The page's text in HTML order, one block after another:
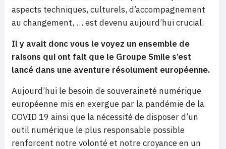
aspects techniques, culturels, d’accompagnement
au changement, … est devenu aujourd’hui crucial.
Il y avait donc vous le voyez un ensemble de
raisons qui ont fait que le Groupe Smile s’est
lancé dans une aventure résolument européenne.
Aujourd’hui le besoin de souveraineté numérique
européenne mis en exergue par la pandémie de la
COVID 19 ainsi que la nécessité de disposer d’un
outil numérique le plus responsable possible
renforcent notre volonté et notre croyance en un